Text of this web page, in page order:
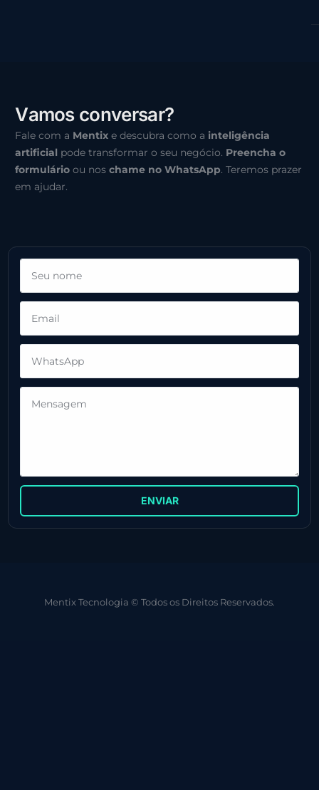
Vamos conversar?
Fale com a Mentix e descubra como a inteligência
artificial pode transformar o seu negócio. Preencha o
formulário ou noschame no WhatsApp. Teremos prazer
em ajudar.
ENVIAR
Mentix Tecnologia © Todos os Direitos Reservados.